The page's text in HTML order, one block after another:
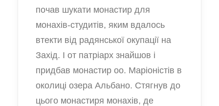
почав шукати монастир для
монахів-студитів, яким вдалось
втекти від радянської окупації на
Захід. І от патріарх знайшов і
придбав монастир оо. Маріоністів в
околиці озера Альбано. Стягнув до
цього монастиря монахів, де